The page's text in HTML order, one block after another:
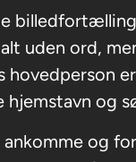
uden ord,
hovedperson
hjemstavn og
og